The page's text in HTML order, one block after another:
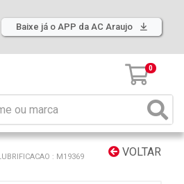
Baixe já o APP da AC Araujo
0
VOLTAR
: M19369